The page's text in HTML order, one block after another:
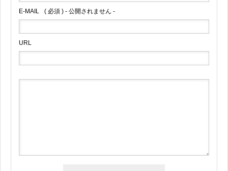
E-MAIL ( 必須 ) - 公開されません -
URL